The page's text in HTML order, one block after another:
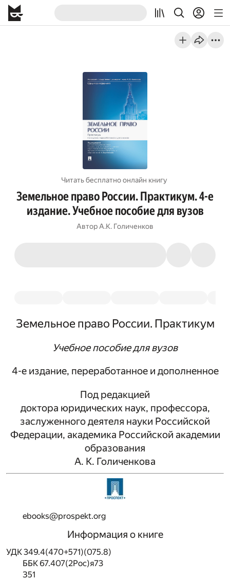
Читать бесплатно онлайн книгу
Земельное право России. Практикум. 4-е
издание. Учебное пособие для вузов
АвторА.К. Голиченков
Земельное право России. Практикум
Учебное пособие для вузов
4-е издание, переработанное и дополненное
Под редакцией
доктора юридических наук, профессора,
заслуженного деятеля науки Российской
Федерации, академика Российской академии
образования
А. К. Голиченкова
ebooks@prospekt.org
Информация о книге
УДК 349.4(470+571)(075.8)
ББК 67.407(2Рос)я73
З51